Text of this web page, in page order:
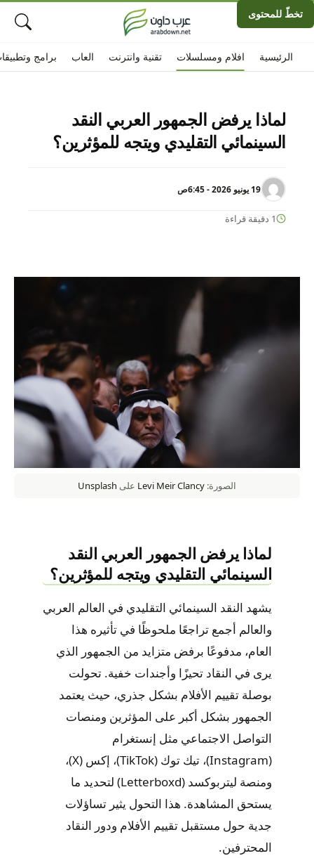
تخطّ للمحتوى
الرئيسية افلام ومسلسلات تقنية وانترنت العاب برامج
لماذا يرفض الجمهور العربي النقد
السينمائي التقليدي ويتجه للمؤثرين؟
19 يونيو 2026 - 6:45ص
1 دقيقة قراءة
الصورة: Levi Meir Clancy على Unsplash
لماذا يرفض الجمهور العربي النقد
السينمائي التقليدي ويتجه للمؤثرين؟
يشهد النقد السينمائي التقليدي في العالم العربي
والعالم أجمع تراجعًا ملحوظًا في تأثيره هذا
العام، مدفوعًا برفض متزايد من الجمهور الذي
يرى في النقاد تحيزًا وأجندات خفية. تحولت
بوصلة تقييم الأفلام بشكل جذري، حيث يعتمد
الجمهور بشكل أكبر على المؤثرين ومنصات
التواصل الاجتماعي مثل إنستغرام
(Instagram)، تيك توك (TikTok)، إكس (X)،
ومنصة ليتربوكسد (Letterboxd) لتحديد ما
يستحق المشاهدة. هذا التحول يثير تساؤلات
جدية حول مستقبل تقييم الأفلام ودور النقاد
المحترفين.